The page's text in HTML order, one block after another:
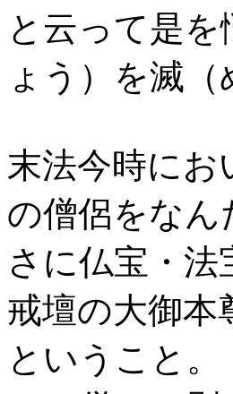
と云って是
ょう）を滅
末法今時に
の僧侶をな
さに仏宝・
戒壇の大御
ということ。